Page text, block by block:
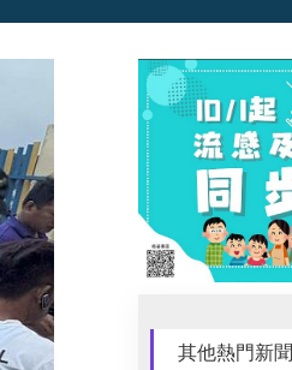
其他熱門新聞